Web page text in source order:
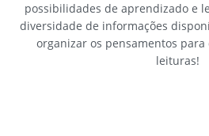
possibilidades de aprendizado e
diversidade de informações
organizar os pensamentos para
leituras!